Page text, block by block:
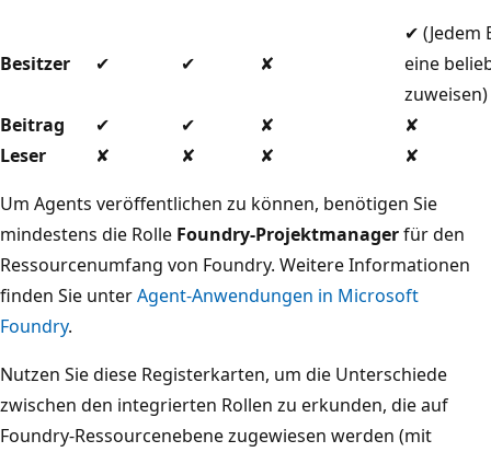
Besitzer ✔ ✔ ✘
✔ (Jedem
eine
zuweisen)
Beitrag
✔ ✔ ✘
✘
Leser
✘ ✘ ✘
✘
Um Agents veröffentlichen zu können, benötigen Sie
mindestens die Rolle Foundry-Projektmanagerfür den
Ressourcenumfang von Foundry. Weitere Informationen
finden Sie unterAgent-Anwendungen in Microsoft
Foundry.
Nutzen Sie diese Registerkarten, um die Unterschiede
zwischen den integrierten Rollen zu erkunden, die auf
Foundry-Ressourcenebene zugewiesen werden (mit